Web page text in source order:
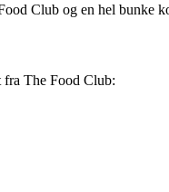
Club og en hel bunke
fra The Food Club: